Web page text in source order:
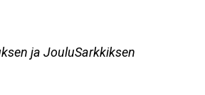
ja JouluSarkkiksen